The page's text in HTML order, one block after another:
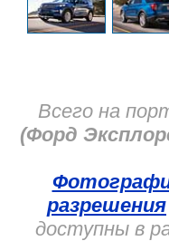
Всего на
(Форд
разрешения
доступны в